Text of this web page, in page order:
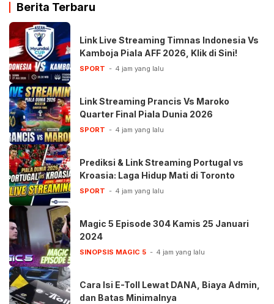
Berita Terbaru
Link Live Streaming Timnas Indonesia Vs
Kamboja Piala AFF 2026, Klik di Sini!
SPORT 4 jam yang lalu
Link Streaming Prancis Vs Maroko
Quarter Final Piala Dunia 2026
SPORT 4 jam yang lalu
Prediksi & Link Streaming Portugal vs
Kroasia: Laga Hidup Mati di Toronto
SPORT 4 jam yang lalu
Magic 5 Episode 304 Kamis 25 Januari
2024
SINOPSIS MAGIC 5 4 jam yang lalu
Cara Isi E-Toll Lewat DANA, Biaya Admin,
dan Batas Minimalnya